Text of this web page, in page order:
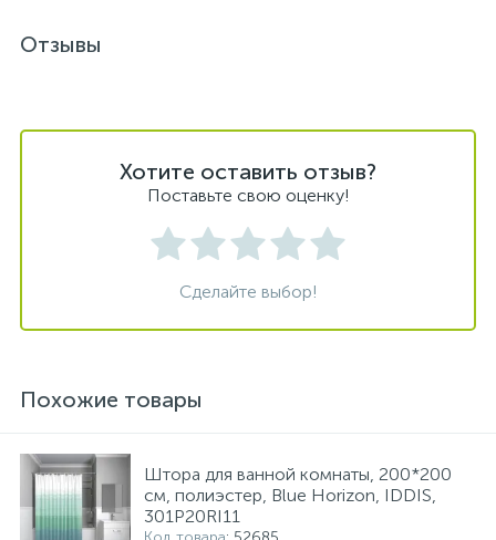
Отзывы
Хотите оставить отзыв?
Поставьте свою оценку!
Сделайте выбор!
Похожие товары
Штора для ванной комнаты, 200*200
см, полиэстер, Blue Horizon, IDDIS,
301P20RI11